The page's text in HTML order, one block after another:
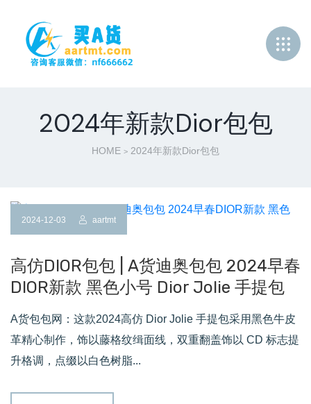
2024年新款Dior包包
HOME > 2024年新款Dior包包
2024-12-03 aartmt
高仿DIOR包包 | A货迪奥包包 2024早春
DIOR新款 黑色小号 Dior Jolie 手提包
A货包包网：这款2024高仿 Dior Jolie 手提包采用黑色牛皮
革精心制作，饰以藤格纹缉面线，双重翻盖饰以 CD 标志提
升格调，点缀以白色树脂...